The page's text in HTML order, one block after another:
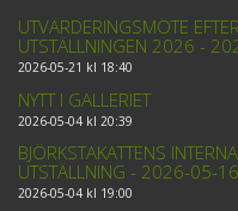
UTVÄRDERINGSMÖTE EFTER
UTSTÄLLNINGEN 2026 -
2026-05-21 kl 18:40
NYTT I GALLERIET
2026-05-04 kl 20:39
BJÖRKSTAKATTENS
UTSTÄLLNING - 2026-05-16
2026-05-04 kl 19:00